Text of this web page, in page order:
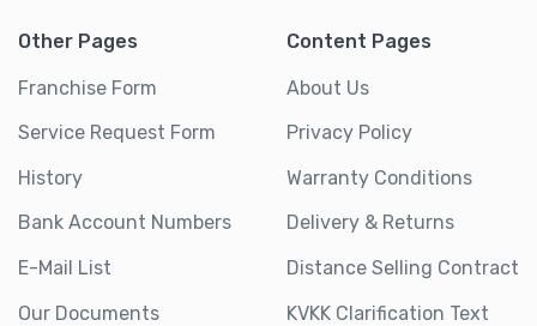
Other Pages
Franchise Form
Service Request Form
History
Bank Account Numbers
E-Mail List
Our Documents
Content Pages
About Us
Privacy Policy
Warranty Conditions
Delivery & Returns
Distance Selling Contract
KVKK Clarification Text